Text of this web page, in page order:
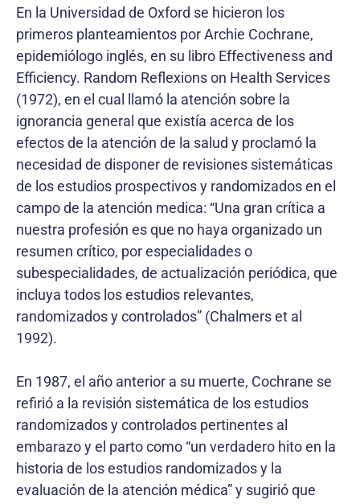
En la Universidad de Oxford se hicieron los
primeros planteamientos por Archie Cochrane,
epidemiólogo inglés, en su libro Effectiveness and
Efficiency. Random Reflexions on Health Services
(1972), en el cual llamó la atención sobre la
ignorancia general que existía acerca de los
efectos de la atención de la salud y proclamó la
necesidad de disponer de revisiones sistemáticas
de los estudios prospectivos y randomizados en el
campo de la atención medica: “Una gran crítica a
nuestra profesión es que no haya organizado un
resumen crítico, por especialidades o
subespecialidades, de actualización periódica, que
incluya todos los estudios relevantes,
randomizados y controlados” (Chalmers et al
1992).
En 1987, el año anterior a su muerte, Cochrane se
refirió a la revisión sistemática de los estudios
randomizados y controlados pertinentes al
embarazo y el parto como “un verdadero hito en la
historia de los estudios randomizados y la
evaluación de la atención médica” y sugirió que